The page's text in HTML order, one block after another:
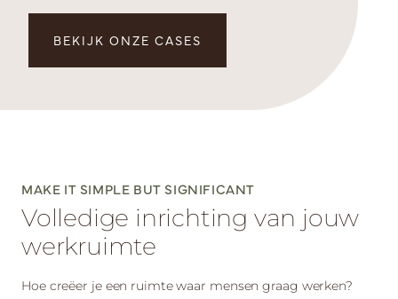
BEKIJK ONZE CASES
MAKE IT SIMPLE BUT SIGNIFICANT
Volledige inrichting van jouw
werkruimte
Hoe creëer je een ruimte waar mensen graag werken?